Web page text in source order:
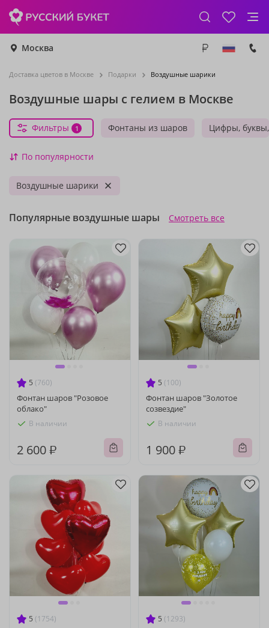
Москва
Доставка цветов в Москве Подарки Воздушные шарики
Воздушные шары с гелием в Москве
Фонтаны из шаров Цифры,
Фильтры 1
По популярности
Воздушные шарики
Популярные воздушные шары Смотреть все
5 (760)
Фонтан шаров "Розовое
облако"
В наличии
2 600 ₽
5 (100)
Фонтан шаров "Золотое
созвездие"
В наличии
1 900 ₽
5 (1754) 5 (1293)